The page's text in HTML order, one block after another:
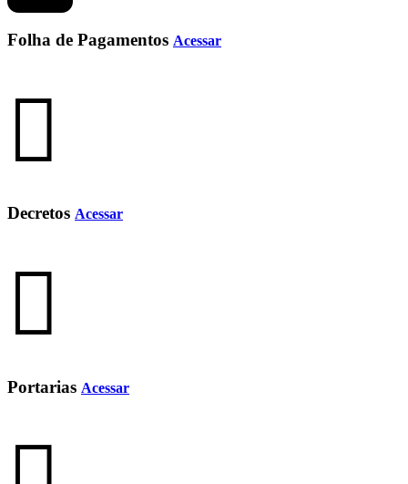
Folha de Pagamentos Acessar
Decretos Acessar
Portarias Acessar